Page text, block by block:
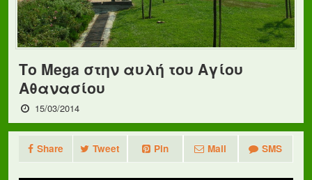
Το Mega στην αυλή του Αγίου
Αθανασίου
15/03/2014
Share Tweet Pin Mail SMS